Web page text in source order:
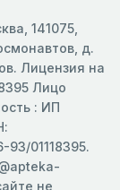
141075,
д.
Лицензия на
Лицо
: ИП
01118395.
не